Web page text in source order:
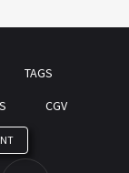
TAGS
CGV